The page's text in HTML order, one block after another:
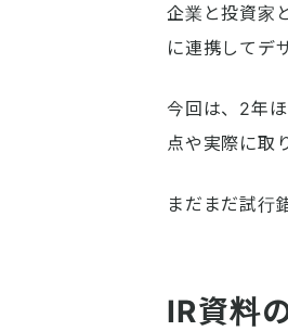
企業と投資家
に連携してデ
今回は、2年
点や実際に取
まだまだ試行
IR資料